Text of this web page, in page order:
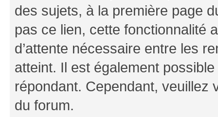
des sujets, à la première page
pas ce lien, cette fonctionnalité
d’attente nécessaire entre les
atteint. Il est également
répondant. Cependant,
du forum.